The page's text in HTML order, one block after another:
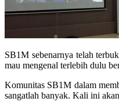
SB1M sebenarnya telah
mau mengenal terlebih dulu
Komunitas SB1M dalam
sangatlah banyak. Kali ini